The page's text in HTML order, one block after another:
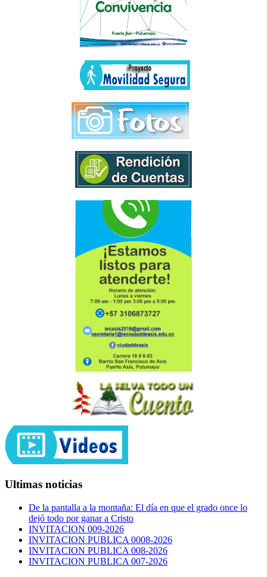
Ultimas noticias
De la pantalla a la montaña: El día en que el grado once lo
dejó todo por ganar a Cristo
INVITACION 009-2026
INVITACION PUBLICA 0008-2026
INVITACION PUBLICA 008-2026
INVITACION PUBLICA 007-2026